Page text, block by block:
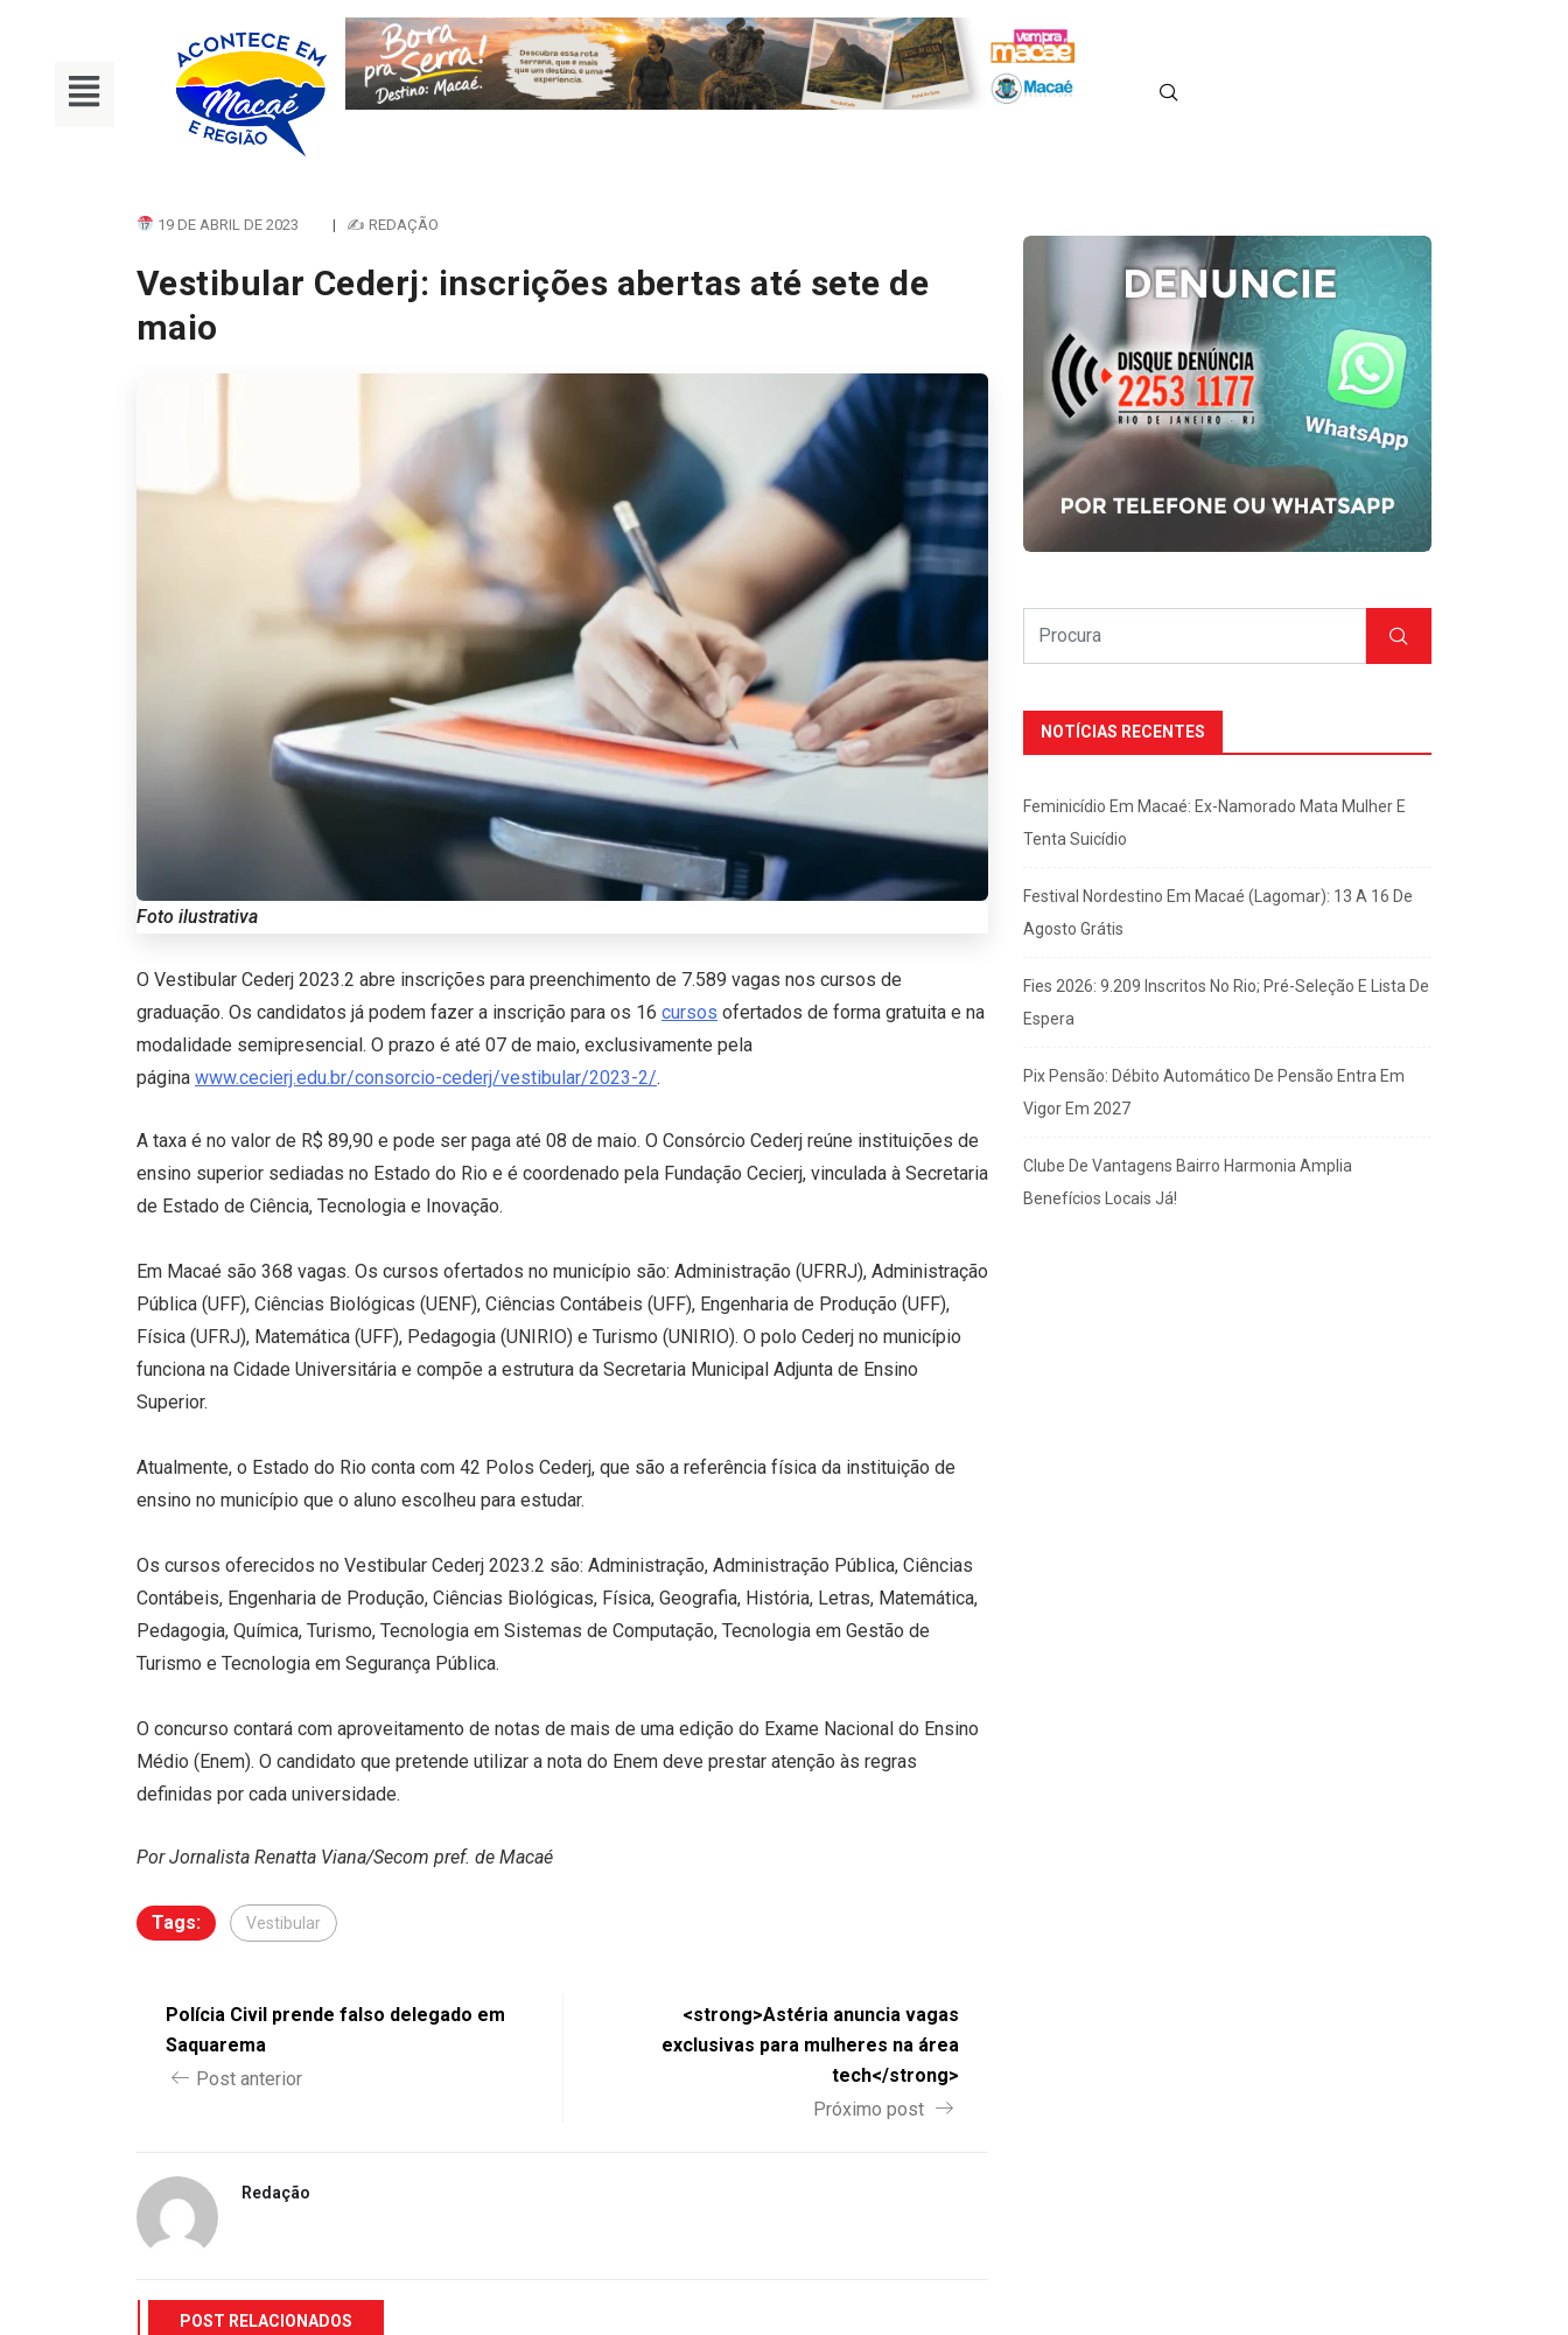
19 DE ABRIL DE 2023 | ✍ REDAÇÃO
Vestibular Cederj: inscrições abertas até sete de
maio
Foto ilustrativa
O Vestibular Cederj 2023.2 abre inscrições para preenchimento de 7.589 vagas nos cursos de
graduação. Os candidatos já podem fazer a inscrição para os 16 cursos ofertados de forma gratuita e na
modalidade semipresencial. O prazo é até 07 de maio, exclusivamente pela
página www.cecierj.edu.br/consorcio-cederj/vestibular/2023-2/.
A taxa é no valor de R$ 89,90 e pode ser paga até 08 de maio. O Consórcio Cederj reúne instituições de
ensino superior sediadas no Estado do Rio e é coordenado pela Fundação Cecierj, vinculada à Secretaria
de Estado de Ciência, Tecnologia e Inovação.
Em Macaé são 368 vagas. Os cursos ofertados no município são: Administração (UFRRJ), Administração
Pública (UFF), Ciências Biológicas (UENF), Ciências Contábeis (UFF), Engenharia de Produção (UFF),
Física (UFRJ), Matemática (UFF), Pedagogia (UNIRIO) e Turismo (UNIRIO). O polo Cederj no município
funciona na Cidade Universitária e compõe a estrutura da Secretaria Municipal Adjunta de Ensino
Superior.
Atualmente, o Estado do Rio conta com 42 Polos Cederj, que são a referência física da instituição de
ensino no município que o aluno escolheu para estudar.
Os cursos oferecidos no Vestibular Cederj 2023.2 são: Administração, Administração Pública, Ciências
Contábeis, Engenharia de Produção, Ciências Biológicas, Física, Geografia, História, Letras, Matemática,
Pedagogia, Química, Turismo, Tecnologia em Sistemas de Computação, Tecnologia em Gestão de
Turismo e Tecnologia em Segurança Pública.
O concurso contará com aproveitamento de notas de mais de uma edição do Exame Nacional do Ensino
Médio (Enem). O candidato que pretende utilizar a nota do Enem deve prestar atenção às regras
definidas por cada universidade.
Por Jornalista Renatta Viana/Secom pref. de Macaé
Tags: Vestibular
Polícia Civil prende falso delegado em
Saquarema
Post anterior
<strong>Astéria anuncia vagas
exclusivas para mulheres na área
tech</strong>
Próximo post
Redação
POST RELACIONADOS
NOTÍCIAS RECENTES
Feminicídio Em Macaé: Ex-Namorado Mata Mulher E
Tenta Suicídio
Festival Nordestino Em Macaé (Lagomar): 13 A 16 De
Agosto Grátis
Fies 2026: 9.209 Inscritos No Rio; Pré-Seleção E Lista De
Espera
Pix Pensão: Débito Automático De Pensão Entra Em
Vigor Em 2027
Clube De Vantagens Bairro Harmonia Amplia
Benefícios Locais Já!